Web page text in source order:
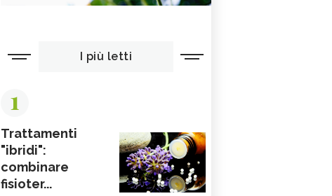
I più letti
1
Trattamenti
"ibridi":
combinare
fisioter...